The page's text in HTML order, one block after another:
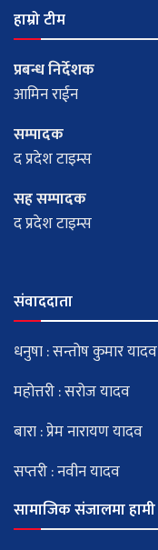
हाम्रो टीम
प्रबन्ध निर्देशक
आमिन राईन
सम्पादक
द प्रदेश टाइम्स
सह सम्पादक
द प्रदेश टाइम्स
संवाददाता
धनुषा : सन्तोष कुमार यादव
महोत्तरी : सरोज यादव
बारा : प्रेम नारायण यादव
सप्तरी : नवीन यादव
सामाजिक संजालमा हामी